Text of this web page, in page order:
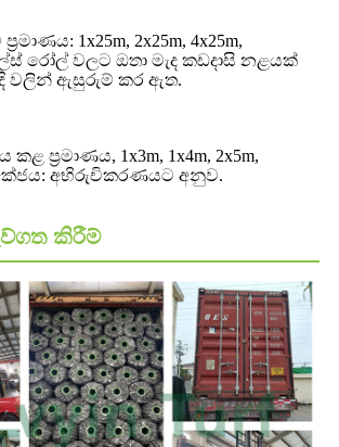
1x25m, 2x25m, 4x25m,
රෝල් වලට ඔතා මැද කඩදාසි නළයක්
වලින් ඇසුරුම් කර ඇත.
ප්‍රමාණය, 1x3m, 1x4m, 2x5m,
අභිරුචිකරණයට අනුව.
කිරීම්